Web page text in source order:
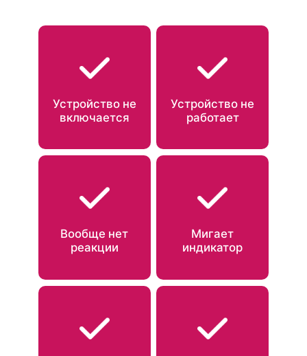
Устройство не
включается
Устройство не
работает
Вообще нет
реакции
Мигает
индикатор